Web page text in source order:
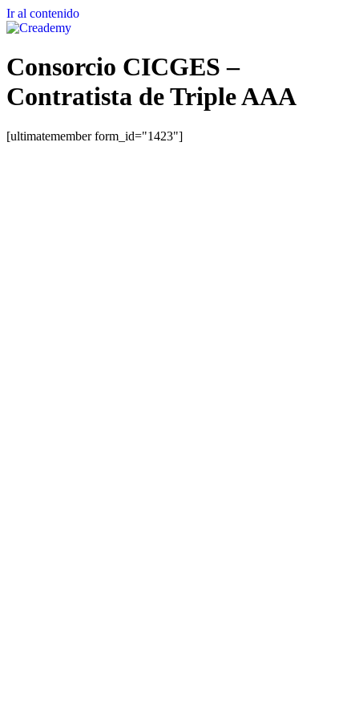
Ir al contenido
Consorcio CICGES –
Contratista de Triple AAA
[ultimatemember form_id="1423"]